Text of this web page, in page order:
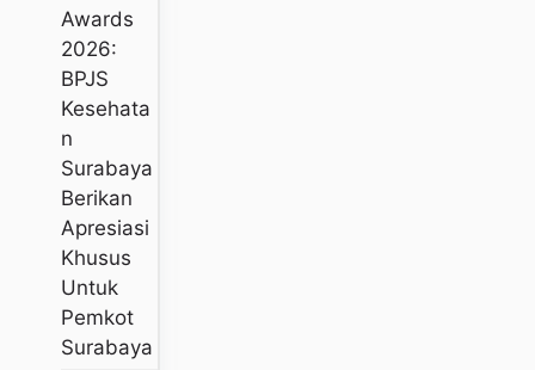
Awards
2026:
BPJS
Kesehata
N
Surabaya
Berikan
Apresiasi
Khusus
Untuk
Pemkot
Surabaya